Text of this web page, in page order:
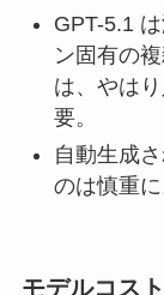
GPT-5.1
ン固有の
は、やは
要。
自動生成
のは慎重に
モデルコス